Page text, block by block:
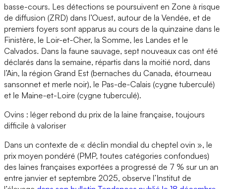
basse-cours. Les détections se poursuivent en Zone à risque
de diffusion (ZRD) dans l’Ouest, autour de la Vendée, et de
premiers foyers sont apparus au cours de la quinzaine dans le
Finistère, le Loir-et-Cher, la Somme, les Landes et le
Calvados. Dans la faune sauvage, sept nouveaux cas ont été
déclarés dans la semaine, répartis dans la moitié nord, dans
l’Ain, la région Grand Est (bernaches du Canada, étourneau
sansonnet et merle noir), le Pas-de-Calais (cygne tuberculé)
et le Maine-et-Loire (cygne tuberculé).
Ovins : léger rebond du prix de la laine française, toujours
difficile à valoriser
Dans un contexte de « déclin mondial du cheptel ovin », le
prix moyen pondéré (PMP, toutes catégories confondues)
des laines françaises exportées a progressé de 7 % sur un an
entre janvier et septembre 2025, observe l’Institut de